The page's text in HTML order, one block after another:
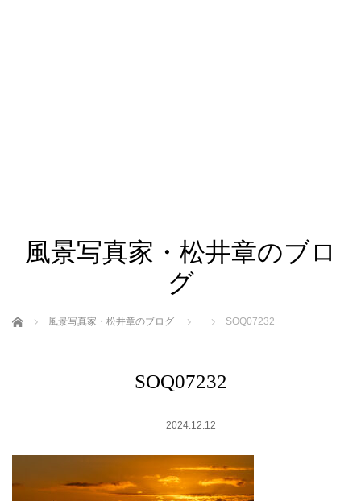
風景写真家・松井章のブロ
グ
ホーム 風景写真家・松井章のブログ SOQ07232
SOQ07232
2024.12.12